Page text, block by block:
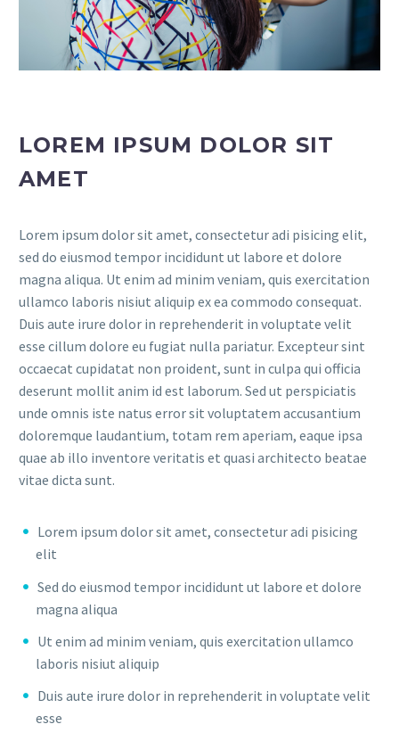
LOREM IPSUM DOLOR SIT
AMET
Lorem ipsum dolor sit amet, consectetur adi pisicing elit,
sed do eiusmod tempor incididunt ut labore et dolore
magna aliqua. Ut enim ad minim veniam, quis exercitation
ullamco laboris nisiut aliquip ex ea commodo consequat.
Duis aute irure dolor in reprehenderit in voluptate velit
esse cillum dolore eu fugiat nulla pariatur. Excepteur sint
occaecat cupidatat non proident, sunt in culpa qui officia
deserunt mollit anim id est laborum. Sed ut perspiciatis
unde omnis iste natus error sit voluptatem accusantium
doloremque laudantium, totam rem aperiam, eaque ipsa
quae ab illo inventore veritatis et quasi architecto beatae
vitae dicta sunt.
Lorem ipsum dolor sit amet, consectetur adi pisicing
elit
Sed do eiusmod tempor incididunt ut labore et dolore
magna aliqua
Ut enim ad minim veniam, quis exercitation ullamco
laboris nisiut aliquip
Duis aute irure dolor in reprehenderit in voluptate velit
esse